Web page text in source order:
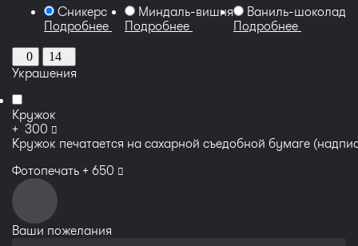
Сникерс
Подробнее
Миндаль-вишня
Подробнее
Ваниль-
Подробнее
0 14
Украшения
Кружок
+ 300 руб
Кружок печатается на сахарной съедобной бумаге
Фотопечать + 650 руб
Ваши пожелания